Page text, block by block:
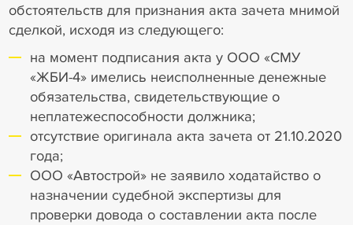
обстоятельств для признания акта зачета мнимой
сделкой, исходя из следующего:
на момент подписания акта у ООО «СМУ
«ЖБИ-4» имелись неисполненные денежные
обязательства, свидетельствующие о
неплатежеспособности должника;
отсутствие оригинала акта зачета от 21.10.2020
года;
ООО «Автострой» не заявило ходатайство о
назначении судебной экспертизы для
проверки довода о составлении акта после